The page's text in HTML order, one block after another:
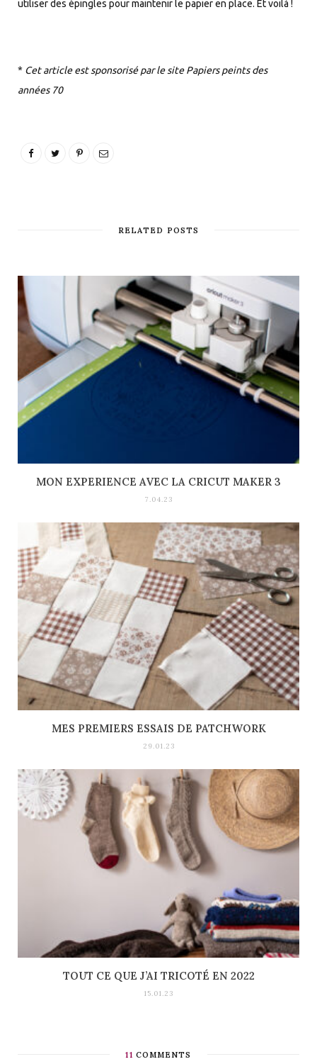
utiliser des épingles pour maintenir le papier en place. Et voilà !
* Cet article est sponsorisé par le site Papiers peints des
années 70
RELATED POSTS
MON EXPERIENCE AVEC LA CRICUT MAKER 3
7.04.23
MES PREMIERS ESSAIS DE PATCHWORK
29.01.23
TOUT CE QUE J’AI TRICOTÉ EN 2022
15.01.23
11 COMMENTS